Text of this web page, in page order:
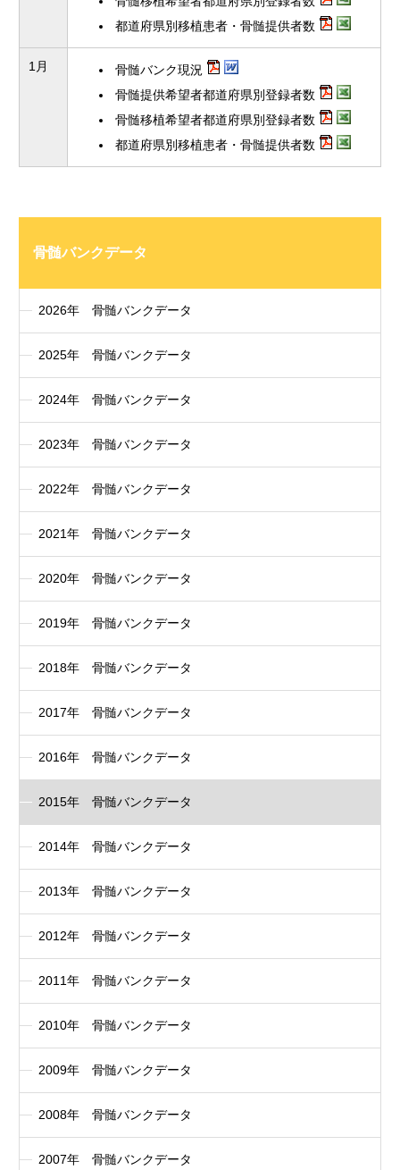
都道府県別移植患者・骨髄提供者数
1月
骨髄バンク現況
骨髄提供希望者都道府県別登録者数
骨髄移植希望者都道府県別登録者数
都道府県別移植患者・骨髄提供者数
骨髄バンクデータ
2026年 骨髄バンクデータ
2025年 骨髄バンクデータ
2024年 骨髄バンクデータ
2023年 骨髄バンクデータ
2022年 骨髄バンクデータ
2021年 骨髄バンクデータ
2020年 骨髄バンクデータ
2019年 骨髄バンクデータ
2018年 骨髄バンクデータ
2017年 骨髄バンクデータ
2016年 骨髄バンクデータ
2015年 骨髄バンクデータ
2014年 骨髄バンクデータ
2013年 骨髄バンクデータ
2012年 骨髄バンクデータ
2011年 骨髄バンクデータ
2010年 骨髄バンクデータ
2009年 骨髄バンクデータ
2008年 骨髄バンクデータ
2007年 骨髄バンクデータ